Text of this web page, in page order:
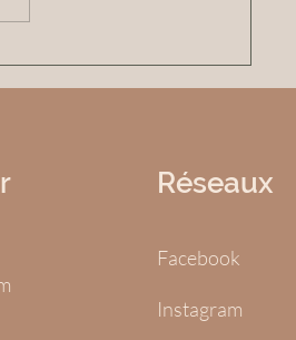
sur-Vienne
Réseaux
Facebook
Instagram